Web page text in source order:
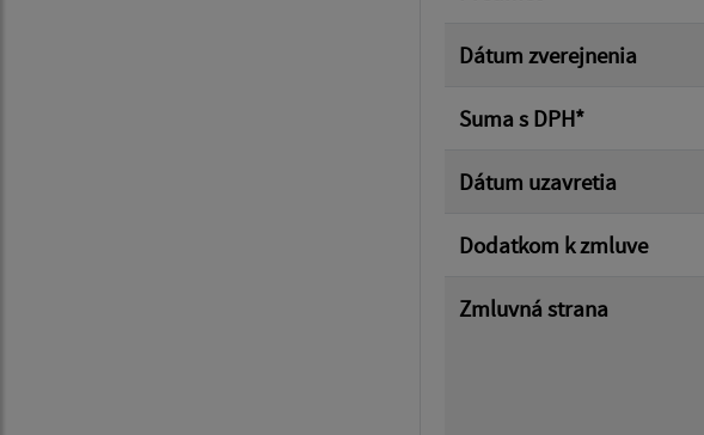
Dátum zverejnenia
Suma s DPH*
Dátum uzavretia
Dodatkom k zmluve
Zmluvná strana